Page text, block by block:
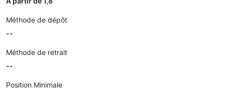
Méthode de dépôt
--
Méthode de retrait
--
Position Minimale